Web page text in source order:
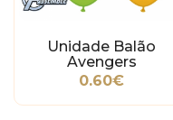
Unidade Balão
Avengers
0.60€